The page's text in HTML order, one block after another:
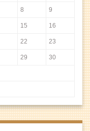
8 9
15 16
22 23
29 30